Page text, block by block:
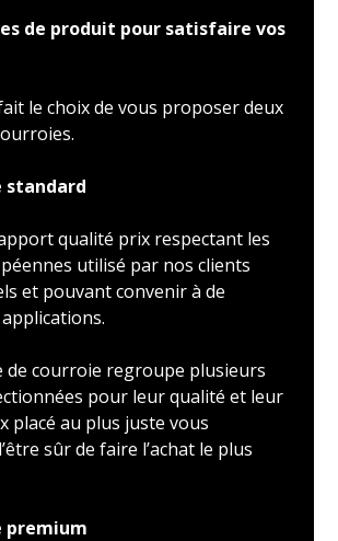
de produit pour satisfaire vos
le choix de vous proposer deux
standard
qualité prix respectant les
utilisé par nos clients
et pouvant convenir à de
de courroie regroupe plusieurs
pour leur qualité et leur
placé au plus juste vous
sûr de faire l’achat le plus
premium